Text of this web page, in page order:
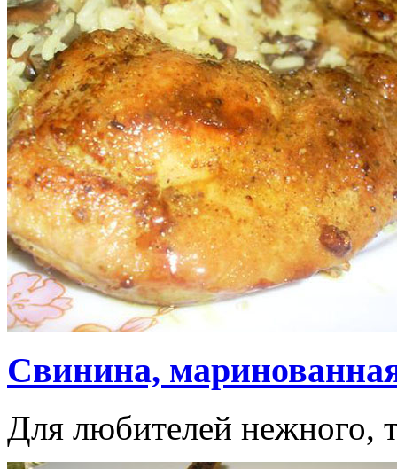
Свинина,
Для любителей нежного,